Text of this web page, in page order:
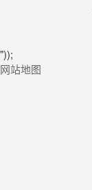
"));
网站地图